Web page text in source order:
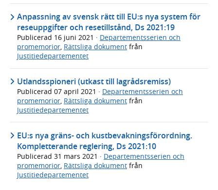
Anpassning av svensk rätt till EU:s nya system för
reseuppgifter och resetillstånd, Ds 2021:19
Publicerad 16 juni 2021 · Departementsserien och
promemorior, Rättsliga dokument från
Justitiedepartementet
Utlandsspioneri (utkast till lagrådsremiss)
Publicerad 07 april 2021 · Departementsserien och
promemorior, Rättsliga dokument från
Justitiedepartementet
EU:s nya gräns- och kustbevakningsförordning.
Kompletterande reglering, Ds 2021:10
Publicerad 31 mars 2021 · Departementsserien och
promemorior Rättsliga dokument från
Justitiedepartementet